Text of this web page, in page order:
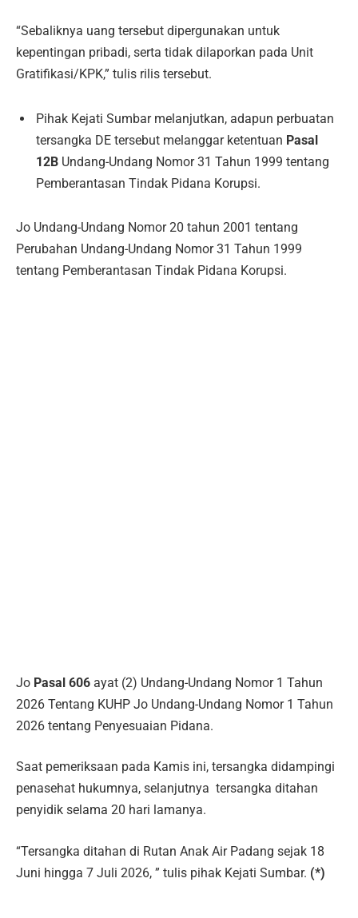
“Sebaliknya uang tersebut dipergunakan untuk
kepentingan pribadi, serta tidak dilaporkan pada Unit
Gratifikasi/KPK,” tulis rilis tersebut.
Pihak Kejati Sumbar melanjutkan, adapun perbuatan
tersangka DE tersebut melanggar ketentuan Pasal
12B Undang-Undang Nomor 31 Tahun 1999 tentang
Pemberantasan Tindak Pidana Korupsi.
Jo Undang-Undang Nomor 20 tahun 2001 tentang
Perubahan Undang-Undang Nomor 31 Tahun 1999
tentang Pemberantasan Tindak Pidana Korupsi.
Jo Pasal 606 ayat (2) Undang-Undang Nomor 1 Tahun
2026 Tentang KUHP Jo Undang-Undang Nomor 1 Tahun
2026 tentang Penyesuaian Pidana.
Saat pemeriksaan pada Kamis ini, tersangka didampingi
penasehat hukumnya, selanjutnya tersangka ditahan
penyidik selama 20 hari lamanya.
“Tersangka ditahan di Rutan Anak Air Padang sejak 18
Juni hingga 7 Juli 2026, ” tulis pihak Kejati Sumbar. (*)